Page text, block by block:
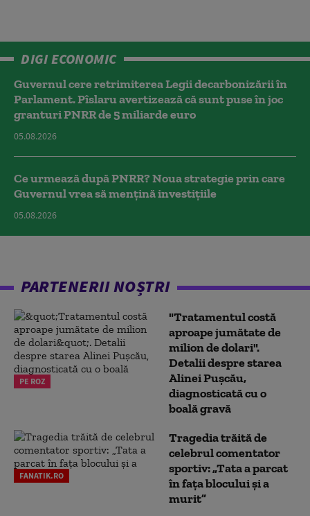
DIGI ECONOMIC
Guvernul cere retrimiterea Legii decarbonizării în
Parlament. Pîslaru avertizează că sunt puse în joc
granturi PNRR de 5 miliarde euro
05.08.2026
Ce urmează după PNRR? Noua strategie prin care
Guvernul vrea să mențină investițiile
05.08.2026
PARTENERII NOȘTRI
PE ROZ
"Tratamentul costă
aproape jumătate de
milion de dolari".
Detalii despre starea
Alinei Pușcău,
diagnosticată cu o
boală gravă
FANATIK.RO
Tragedia trăită de
celebrul comentator
sportiv: „Tata a parcat
în fața blocului și a
murit”